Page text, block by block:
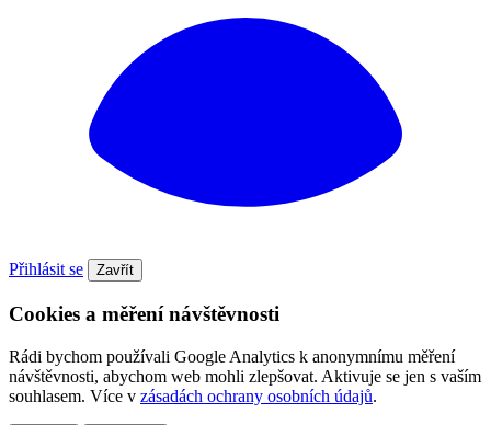
Přihlásit se Zavřít
Cookies a měření návštěvnosti
Rádi bychom používali Google Analytics k anonymnímu měření
návštěvnosti, abychom web mohli zlepšovat. Aktivuje se jen s vaším
souhlasem. Více v zásadách ochrany osobních údajů.